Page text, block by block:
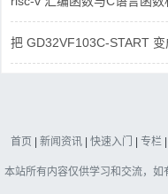
把 GD32VF103C-START
首页 | 新闻资讯 | 快速入门 | 专栏 |
本站所有内容仅供学习和交流，